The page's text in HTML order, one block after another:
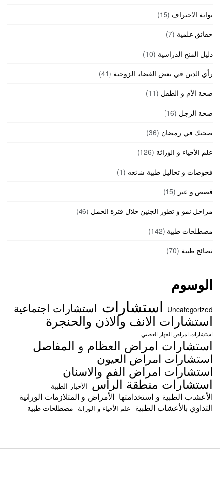
بوابة الاحتراف (15)
حقائق علمية (7)
دليل المنح الدراسية (10)
رأي الدين في بعض القضايا الزوجية (41)
صحة الأم و الطفل (11)
صحة الرجل (16)
صحتك في رمضان (36)
علم الأحياء و الوراثة (126)
فحوصات و تحاليل طبية شائعه (1)
قصص و عبر (15)
مراحل نمو و تطور الجنين خلال فترة الحمل (46)
مصطلحات طبية (142)
نصائح طبية (70)
الوسوم
Uncategorized استشارات استشارات اجتماعية
استشارات الانف والاذن والحنجرة
استشارات امراض الجهاز العصبي
استشارات امراض العظام و المفاصل
استشارات امراض العيون
استشارات امراض الفم والاسنان
استشارات منطقة الرأس الأخبار الطبية
الأعشاب الطبية و استخدامتها الأمراض و المتلازمات الوراثية
التداوي بالأعشاب الطبية علم الأحياء و الوراثة مصطلحات طبية